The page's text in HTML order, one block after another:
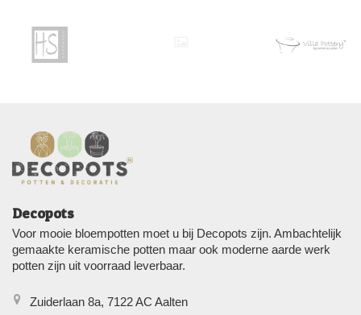
Decopots
Voor mooie bloempotten moet u bij Decopots zijn. Ambachtelijk
gemaakte keramische potten maar ook moderne aarde werk
potten zijn uit voorraad leverbaar.
Zuiderlaan 8a, 7122 AC Aalten